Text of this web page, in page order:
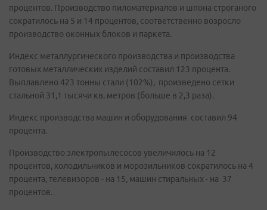
процентов. Производство пиломатериалов и шпона строганого
сократилось на 5 и 14 процентов, соответственно возросло
производство оконных блоков и паркета.
Индекс металлургического производства и производства
готовых металлических изделий составил 123 процента.
Выплавлено 423 тонны стали (102%), произведено сетки
стальной 31,1 тысячи кв. метров (больше в 2,3 раза).
Индекс производства машин и оборудования составил 94
процента.
Производство электропылесосов увеличилось на 12
процентов, холодильников и морозильников сократилось на 4
процента, телевизоров - на 15, машин стиральных - на 37
процентов.